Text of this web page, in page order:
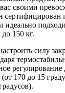
своими
идеально
150 кг.
силу
регулирование
(от 170 до 15